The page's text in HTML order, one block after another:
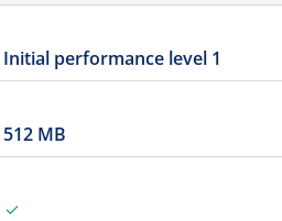
Initial performance level 1
512 MB